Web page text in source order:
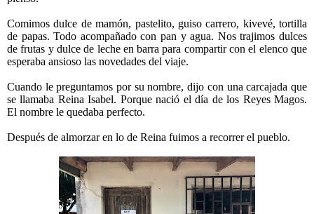
Comimos dulce de mamón, pastelito, guiso carrero, kivevé, tortilla
de papas. Todo acompañado con pan y agua. Nos trajimos dulces
de frutas y dulce de leche en barra para compartir con el elenco que
esperaba ansioso las novedades del viaje.
Cuando le preguntamos por su nombre, dijo con una carcajada que
se llamaba Reina Isabel. Porque nació el día de los Reyes Magos.
El nombre le quedaba perfecto.
Después de almorzar en lo de Reina fuimos a recorrer el pueblo.